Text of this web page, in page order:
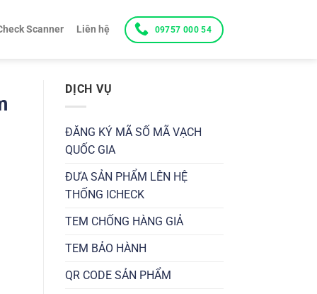
Scanner Liên hệ 09757 000 54
DỊCH VỤ
ĐĂNG KÝ MÃ SỐ MÃ VẠCH
QUỐC GIA
ĐƯA SẢN PHẨM LÊN HỆ
THỐNG ICHECK
TEM CHỐNG HÀNG GIẢ
TEM BẢO HÀNH
QR CODE SẢN PHẨM